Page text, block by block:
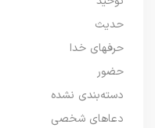
حدیث
حرفهای خدا
حضور
دسته‌بندی نشده
دعاهای شخصی